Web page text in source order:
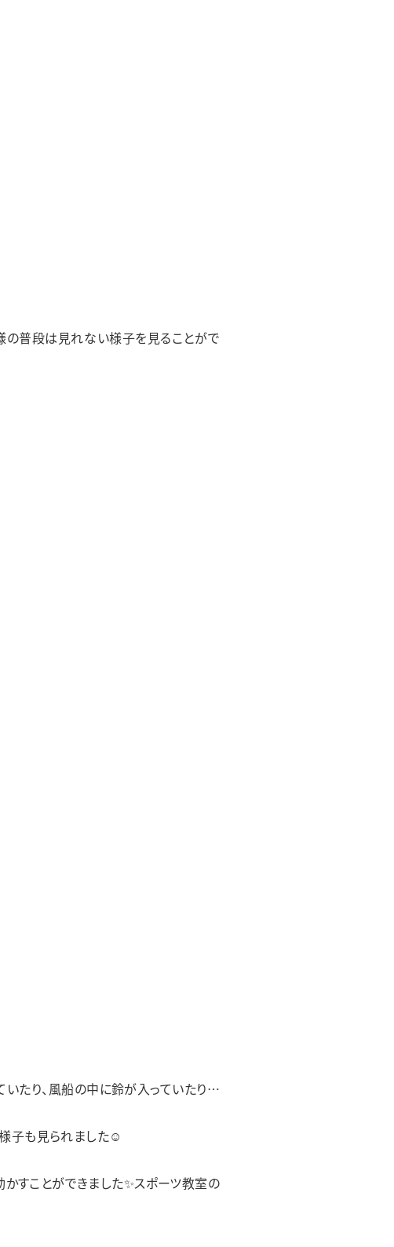
の普段は見れない様子を見ることがで
いたり、風船の中に鈴が入っていたり…
子も見られました☺
すことができました✨スポーツ教室の